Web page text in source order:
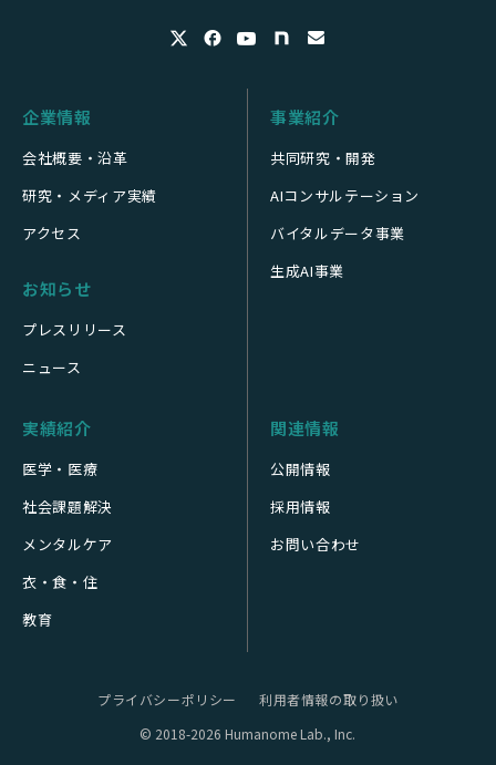
企業情報
会社概要・沿革
研究・メディア実績
アクセス
お知らせ
プレスリリース
ニュース
事業紹介
共同研究・開発
AIコンサルテーション
バイタルデータ事業
生成AI事業
実績紹介
医学・医療
社会課題解決
メンタルケア
衣・食・住
教育
関連情報
公開情報
採用情報
お問い合わせ
プライバシーポリシー
利用者情報の取り扱い
© 2018-2026 Humanome Lab., Inc.